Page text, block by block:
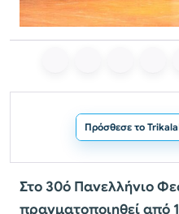
Πρόσθεσε το
Στο 30ό Πανελλήνιο
πραγματοποιηθεί από